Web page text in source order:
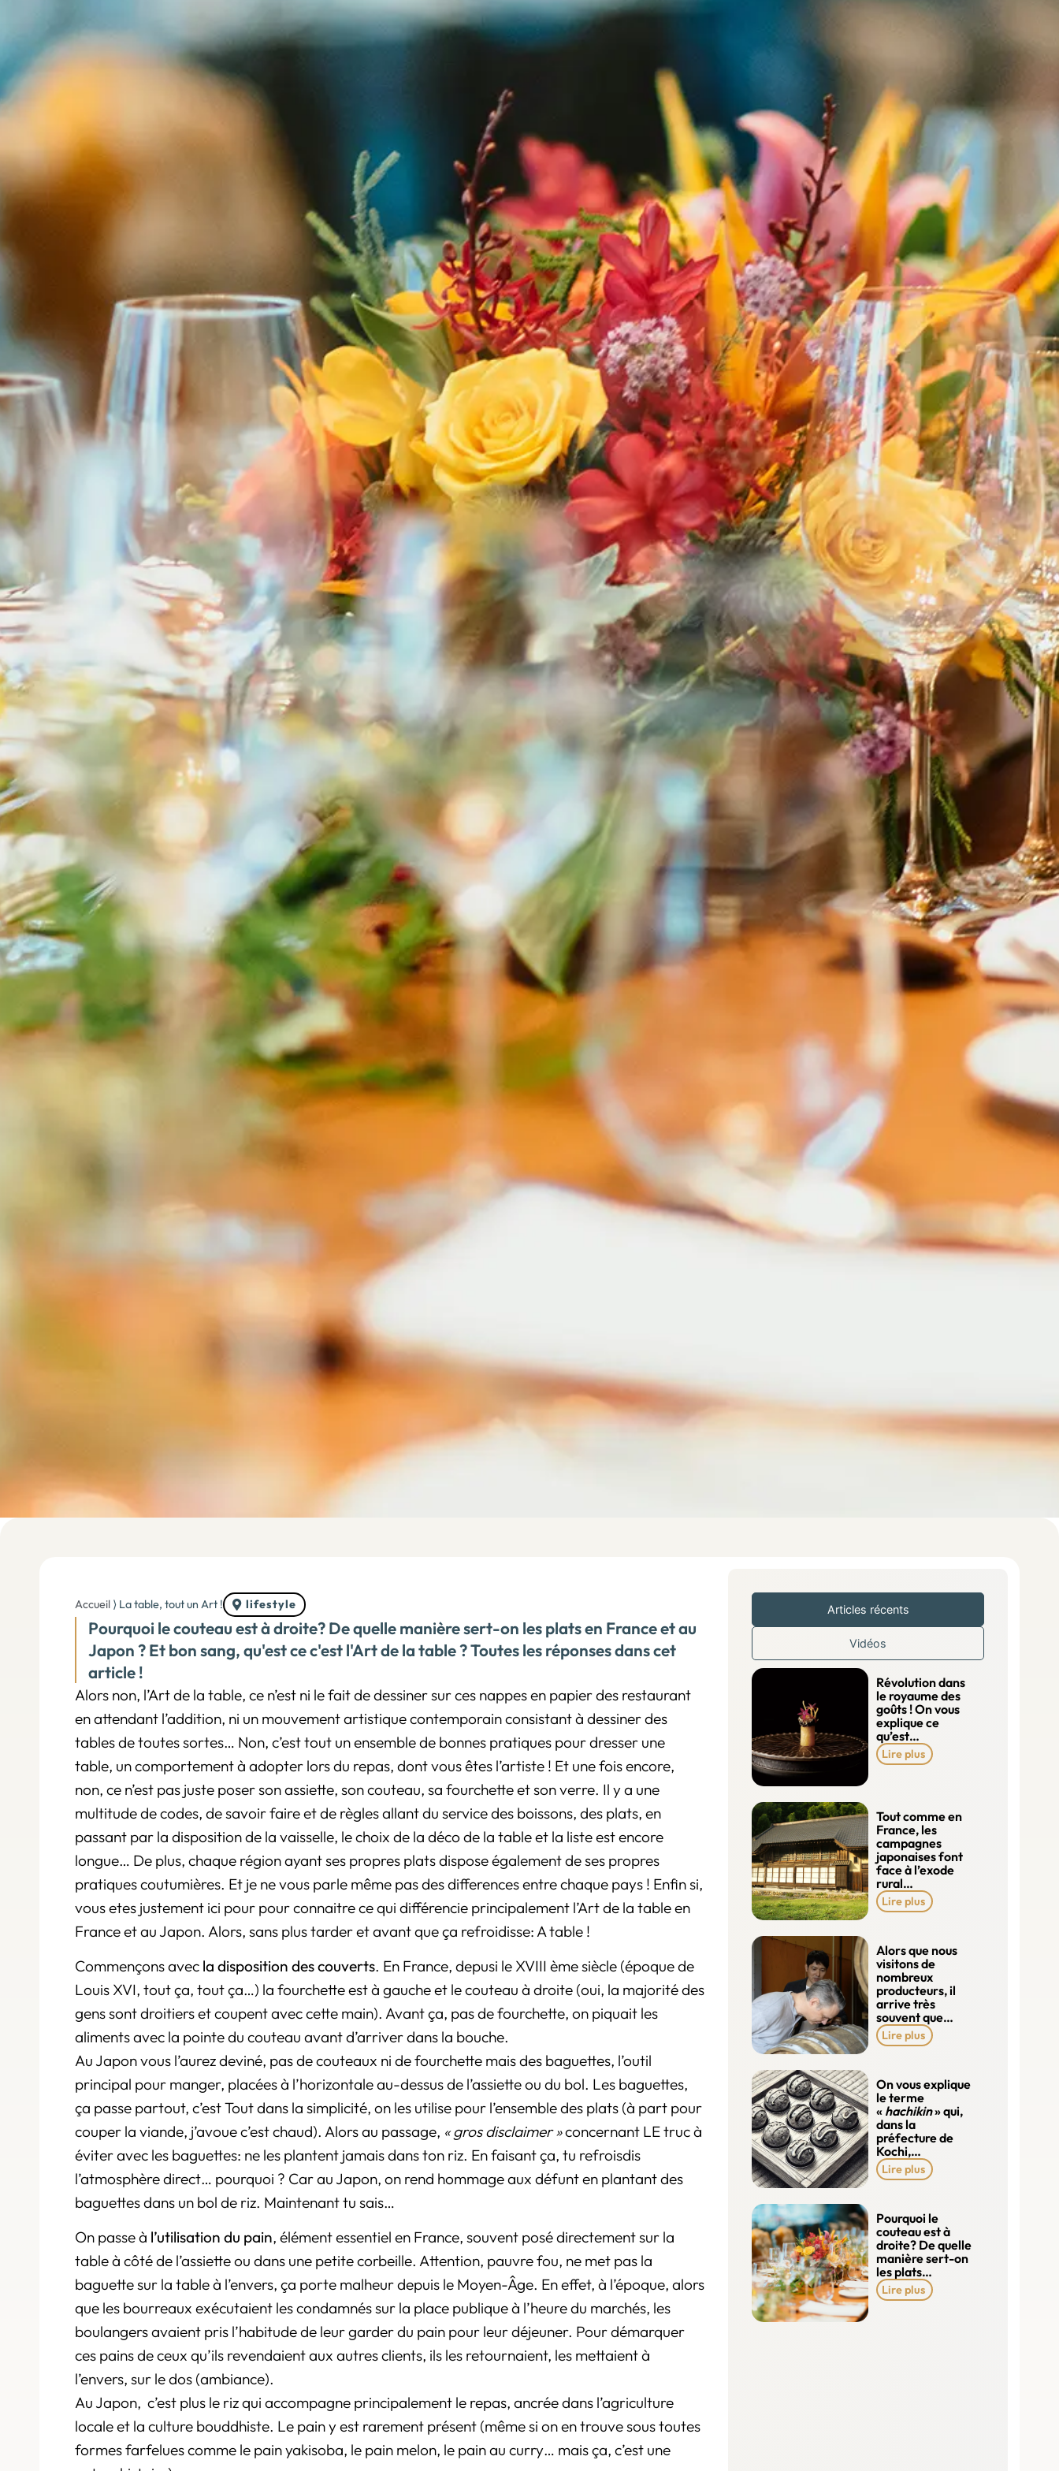
Accueil ⟩ La table, tout un Art ! lifestyle
Pourquoi le couteau est à droite? De quelle manière sert-on les plats en France et au
Japon ? Et bon sang, qu'est ce c'est l'Art de la table ? Toutes les réponses dans cet
article !
Alors non, l’Art de la table, ce n’est ni le fait de dessiner sur ces nappes en papier des restaurant
en attendant l’addition, ni un mouvement artistique contemporain consistant à dessiner des
tables de toutes sortes… Non, c’est tout un ensemble de bonnes pratiques pour dresser une
table, un comportement à adopter lors du repas, dont vous êtes l’artiste ! Et une fois encore,
non, ce n’est pas juste poser son assiette, son couteau, sa fourchette et son verre. Il y a une
multitude de codes, de savoir faire et de règles allant du service des boissons, des plats, en
passant par la disposition de la vaisselle, le choix de la déco de la table et la liste est encore
longue… De plus, chaque région ayant ses propres plats dispose également de ses propres
pratiques coutumières. Et je ne vous parle même pas des differences entre chaque pays ! Enfin si,
vous etes justement ici pour pour connaitre ce qui différencie principalement l’Art de la table en
France et au Japon. Alors, sans plus tarder et avant que ça refroidisse: A table !
Commençons avec la disposition des couverts. En France, depusi le XVIII ème siècle (époque de
Louis XVI, tout ça, tout ça…) la fourchette est à gauche et le couteau à droite (oui, la majorité des
gens sont droitiers et coupent avec cette main). Avant ça, pas de fourchette, on piquait les
aliments avec la pointe du couteau avant d’arriver dans la bouche.
Au Japon vous l’aurez deviné, pas de couteaux ni de fourchette mais des baguettes, l’outil
principal pour manger, placées à l’horizontale au-dessus de l’assiette ou du bol. Les baguettes,
ça passe partout, c’est Tout dans la simplicité, on les utilise pour l’ensemble des plats (à part pour
couper la viande, j’avoue c’est chaud). Alors au passage, « gros disclaimer »concernant LE truc à
éviter avec les baguettes: ne les plantent jamais dans ton riz. En faisant ça, tu refroisdis
l’atmosphère direct… pourquoi ? Car au Japon, on rend hommage aux défunt en plantant des
baguettes dans un bol de riz. Maintenant tu sais…
On passe à l’utilisation du pain, élément essentiel en France, souvent posé directement sur la
table à côté de l’assiette ou dans une petite corbeille. Attention, pauvre fou, ne met pas la
baguette sur la table à l’envers, ça porte malheur depuis le Moyen-Âge. En effet, à l’époque, alors
que les bourreaux exécutaient les condamnés sur la place publique à l’heure du marchés, les
boulangers avaient pris l’habitude de leur garder du pain pour leur déjeuner. Pour démarquer
ces pains de ceux qu’ils revendaient aux autres clients, ils les retournaient, les mettaient à
l’envers, sur le dos (ambiance).
Au Japon, c’est plus le riz qui accompagne principalement le repas, ancrée dans l’agriculture
locale et la culture bouddhiste. Le pain y est rarement présent (même si on en trouve sous toutes
formes farfelues comme le pain yakisoba, le pain melon, le pain au curry… mais ça, c’est une
Articles récents
Vidéos
Révolution dans
le royaume des
goûts ! On vous
explique ce
qu’est…
Lire plus
Tout comme en
France, les
campagnes
japonaises font
face à l’exode
rural…
Lire plus
Alors que nous
visitons de
nombreux
producteurs, il
arrive très
souvent que…
Lire plus
On vous explique
le terme
« hachikin» qui,
dans la
préfecture de
Kochi,…
Lire plus
Pourquoi le
couteau est à
droite? De quelle
manière sert-on
les plats…
Lire plus